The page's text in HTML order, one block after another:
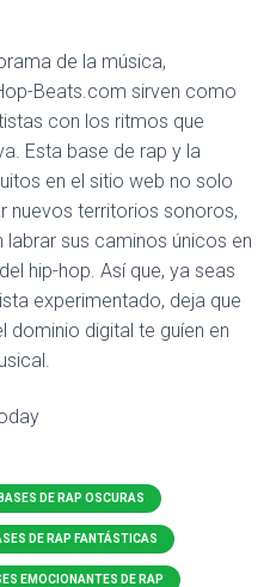
de la música,
Beats.com sirven como
con los ritmos que
Esta base de rap y la
en el sitio web no solo
nuevos territorios sonoros,
sus caminos únicos en
hip-hop. Así que, ya seas
experimentado, deja que
dominio digital te guíen en
BASES DE RAP OSCURAS
DE RAP FANTÁSTICAS
EMOCIONANTES DE RAP